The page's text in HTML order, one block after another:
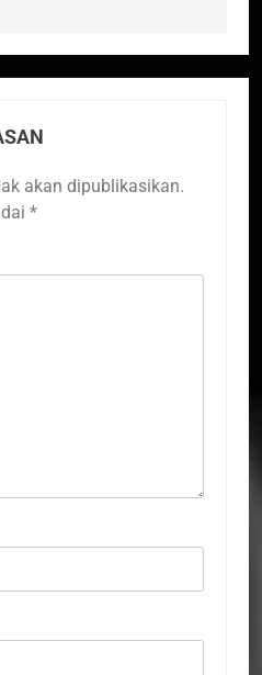
akan dipublikasikan.
*